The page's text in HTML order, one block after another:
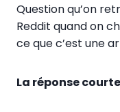
Question qu’on
Reddit quand on
ce que c’est une
La réponse courte